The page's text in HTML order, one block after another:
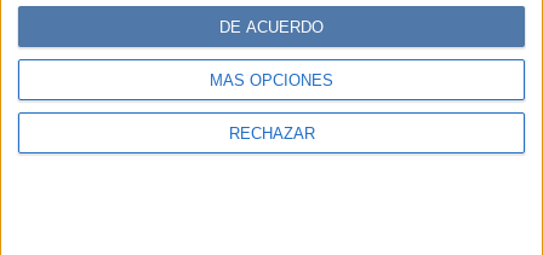
MÁS OPCIONES
RECHAZAR
DE ACUERDO